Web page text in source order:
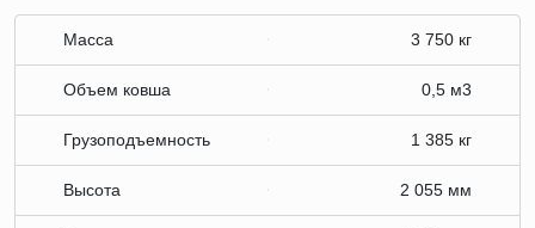
Масса 3 750 кг
Объем ковша 0,5 м3
Грузоподъемность 1 385 кг
Высота 2 055 мм